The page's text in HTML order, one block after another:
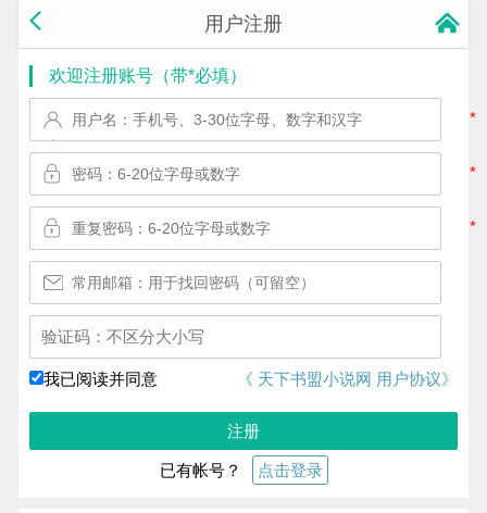
用户注册
欢迎注册账号（带*必填）
*
*
*
我已阅读并同意 《 天下书盟小说网 用户协议》
注册
已有帐号？ 点击登录